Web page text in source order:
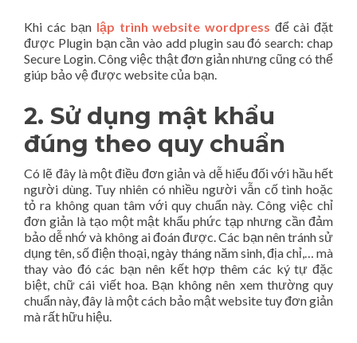
Khi các bạn lập trình website wordpress để cài đặt
được Plugin bạn cần vào add plugin sau đó search: chap
Secure Login. Công việc thật đơn giản nhưng cũng có thể
giúp bảo vệ được website của bạn.
2. Sử dụng mật khẩu
đúng theo quy chuẩn
Có lẽ đây là một điều đơn giản và dễ hiểu đối với hầu hết
người dùng. Tuy nhiên có nhiều người vẫn cố tình hoặc
tỏ ra không quan tâm với quy chuẩn này. Công việc chỉ
đơn giản là tạo một mật khẩu phức tạp nhưng cần đảm
bảo dễ nhớ và không ai đoán được. Các bạn nên tránh sử
dụng tên, số điện thoại, ngày tháng năm sinh, địa chỉ,… mà
thay vào đó các bạn nên kết hợp thêm các ký tự đặc
biệt, chữ cái viết hoa. Bạn không nên xem thường quy
chuẩn này, đây là một cách bảo mật website tuy đơn giản
mà rất hữu hiệu.